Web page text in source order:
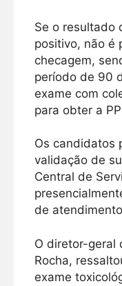
Se o resultado
positivo, não é
checagem,
período de 90
exame com
para obter a
Os candidatos
validação de
Central de
de
O diretor-geral
Rocha,
exame